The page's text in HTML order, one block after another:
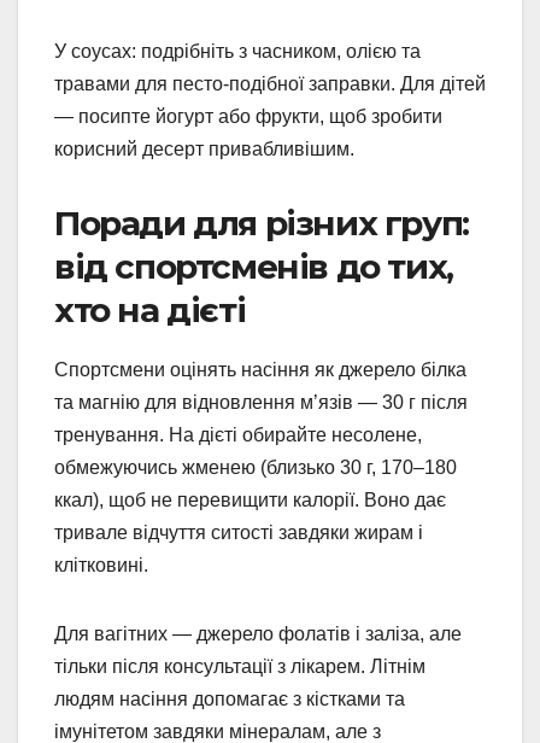
У соусах: подрібніть з часником, олією та
травами для песто-подібної заправки. Для дітей
— посипте йогурт або фрукти, щоб зробити
корисний десерт привабливішим.
Поради для різних груп:
від спортсменів до тих,
хто на дієті
Спортсмени оцінять насіння як джерело білка
та магнію для відновлення м’язів — 30 г після
тренування. На дієті обирайте несолене,
обмежуючись жменею (близько 30 г, 170–180
ккал), щоб не перевищити калорії. Воно дає
тривале відчуття ситості завдяки жирам і
клітковині.
Для вагітних — джерело фолатів і заліза, але
тільки після консультації з лікарем. Літнім
людям насіння допомагає з кістками та
імунітетом завдяки мінералам, але з